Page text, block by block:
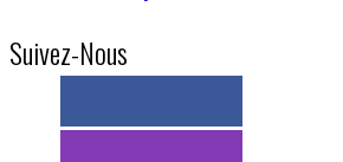
Suivez-Nous
> 11k abonnés